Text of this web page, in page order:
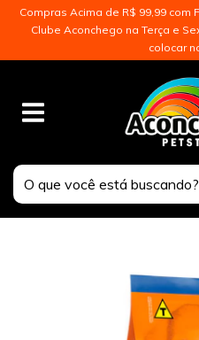
Compras Acima de R$ 99,99 com
Clube Aconchego na Terça e
colocar